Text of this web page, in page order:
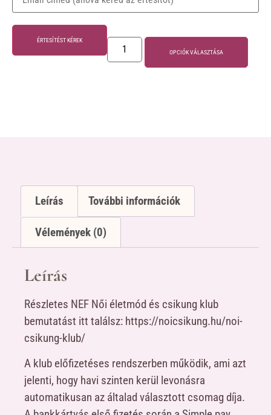
ÉRTESÍTÉST KÉREK
OPCIÓK VÁLASZTÁSA
Leírás További információk
Vélemények (0)
Leírás
Részletes NEF Női életmód és csikung klub
bemutatást itt találsz: https://noicsikung.hu/noi-
csikung-klub/
A klub előfizetéses rendszerben működik, ami azt
jelenti, hogy havi szinten kerül levonásra
automatikusan az általad választott csomag díja.